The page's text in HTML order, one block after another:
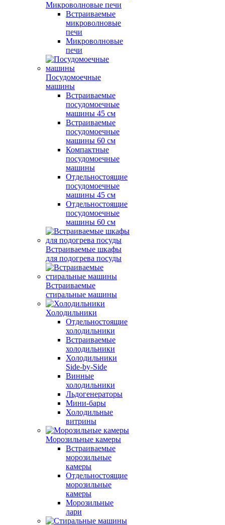
Микроволновые печи
Встраиваемые
микроволновые
печи
Микроволновые
печи
Посудомоечные
машины
Встраиваемые
посудомоечные
машины 45 см
Встраиваемые
посудомоечные
машины 60 см
Компактные
посудомоечные
машины
Отдельностоящие
посудомоечные
машины 45 см
Отдельностоящие
посудомоечные
машины 60 см
Встраиваемые шкафы
для подогрева посуды
Встраиваемые
стиральные машины
Холодильники
Отдельностоящие
холодильники
Встраиваемые
холодильники
Холодильники
Side-by-Side
Винные
холодильники
Льдогенераторы
Мини-бары
Холодильные
витрины
Морозильные камеры
Встраиваемые
морозильные
камеры
Отдельностоящие
морозильные
камеры
Морозильные
лари